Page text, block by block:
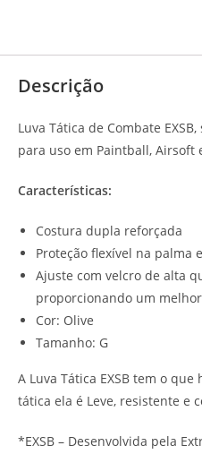
Descrição
Luva Tática de Combate
para uso em Paintball, Airsoft
Características:
Costura dupla reforçada
Proteção flexível na palma
Ajuste com velcro de alta
proporcionando um
Cor: Olive
Tamanho: G
A Luva Tática EXSB tem o
tática ela é Leve, resistente e
*EXSB – Desenvolvida pela